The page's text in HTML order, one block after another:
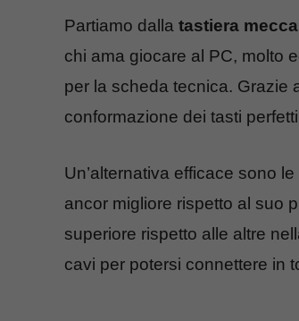
Partiamo dalla tastiera
chi ama giocare al PC, molto
per la scheda tecnica. Grazie
conformazione dei tasti
Un’alternativa efficace sono le
ancor migliore rispetto al suo
superiore rispetto alle altre
cavi per potersi connettere in